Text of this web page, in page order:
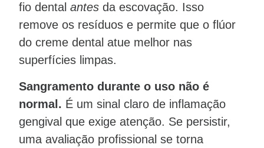
fio dental antes da escovação. Isso
remove os resíduos e permite que o flúor
do creme dental atue melhor nas
superfícies limpas.
Sangramento durante o uso não é
normal. É um sinal claro de inflamação
gengival que exige atenção. Se persistir,
uma avaliação profissional se torna